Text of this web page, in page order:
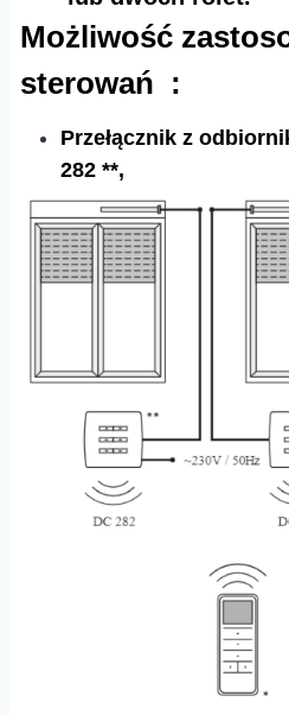
Możliwość
sterowań :
Przełącznik z
282 **,